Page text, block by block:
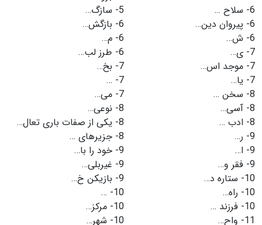
6- سلاح …
6- پیروان دین…
6- ش…
7- ی…
7- موجد اس…
7- یا…
8- سخن …
8- آسی…
8- ادب …
9- ر…
9- ا…
9- فقر و…
10- ستاره د…
10- راه…
10- فرزند …
11- واح…
5- سازگ…
6- بازگش…
6- م…
6- طرز لب…
7- بخ…
7-
…
7- می…
8- نوعی…
8- یكی از صفات باری تعال…
8- جزیرهای …
9- خود را با…
9- غیربلی…
9- بازیكن خ…
10-
…
10- مركز…
10- شهر…